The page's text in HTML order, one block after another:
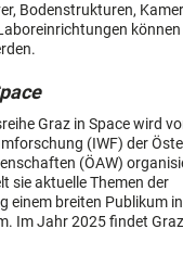
Bodenstrukturen,
Graz in Space wird
(IWF) der
(ÖAW)
sie aktuelle Themen der
einem breiten Publikum
Im Jahr 2025 findet